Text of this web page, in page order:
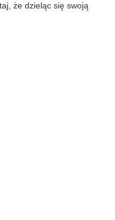
że dzieląc się swoją